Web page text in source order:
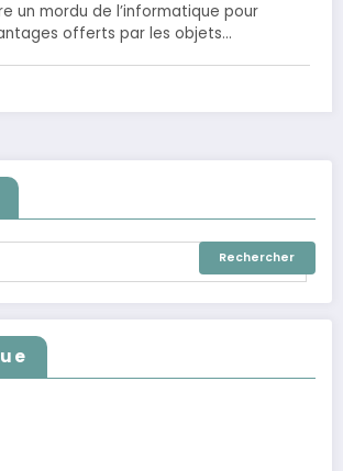
un mordu de l’informatique pour
offerts par les objets…